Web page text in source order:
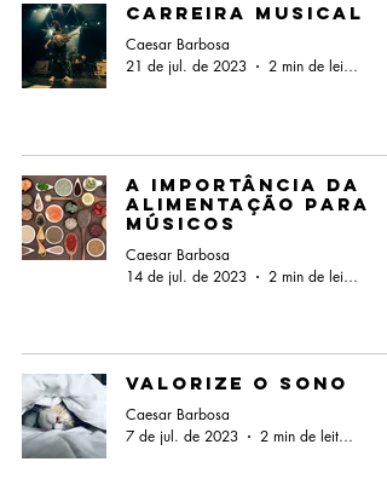
Carreira Musical
Caesar Barbosa
21 de jul. de 2023
2 min de leitura
A importância da
alimentação para
músicos
Caesar Barbosa
14 de jul. de 2023
2 min de leitura
Valorize o sono
Caesar Barbosa
7 de jul. de 2023
2 min de leitura